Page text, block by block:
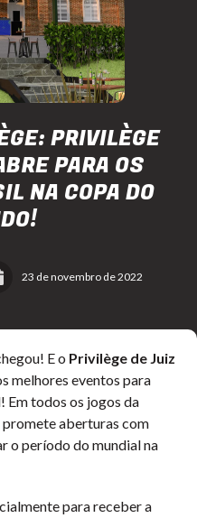
PRIVILÈGE
PARA OS
NA COPA DO
23 de novembro de 2022
E o Privilège de Juiz
melhores eventos para
todos os jogos da
promete aberturas com
o período do mundial na
para receber a